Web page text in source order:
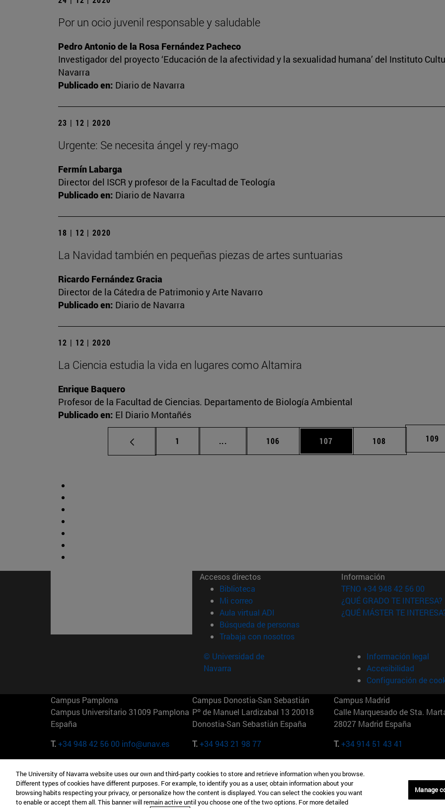
Por un ocio juvenil responsable y saludable
Pedro Antonio de la Rosa Fernández Pacheco
Investigador del proyecto ‘Educación de la afectividad y la sexualidad humana’ del Instituto
Navarra
Publicado en: Diario de Navarra
23 | 12 | 2020
Urgente: Se necesita ángel y rey-mago
Fermín Labarga
Director del ISCR y profesor de la Facultad de Teología
Publicado en: Diario de Navarra
18 | 12 | 2020
La Navidad también en pequeñas piezas de artes suntuarias
Ricardo Fernández Gracia
Director de la Cátedra de Patrimonio y Arte Navarro
Publicado en: Diario de Navarra
12 | 12 | 2020
La Ciencia estudia la vida en lugares como Altamira
Enrique Baquero
Profesor de la Facultad de Ciencias. Departamento de Biología Ambiental
Publicado en: El Diario Montañés
Página
1 ... Páginas intermedias Use TAB para desplazarse.
Página
106 Página
107 Página
108 109
Accesos directos
Biblioteca (abre en nueva ventana)
Mi correo(abre en nueva ventana)
Aula virtual ADI (abre en nueva ventana)
Búsqueda de personas(abre en nueva ventana)
Trabaja con nosotros(abre en nueva ventana)
Información
TFNO +34 948 42 56 00
¿QUÉ GRADO TE INTERESA?
¿QUÉ MÁSTER TE
© Universidad de
Navarra
Información legal
Accesibilidad
Configuración de
Campus Pamplona
Campus Universitario 31009 Pamplona
España
T.+34 948 42 56 00 info@unav.es
Campus Donostia-San Sebastián
Pº de Manuel Lardizabal 13 20018
Donostia-San Sebastián España
T.+34 943 21 98 77
Campus Madrid
Calle Marquesado de Sta.
28027 Madrid España
T.+34 914 51 43 41
Camino del Cerro Águila 3 28023
Madrid España
165 W 57th St 10019-2201 Nueva York
EE.UU
Maria-Theresia-Straße 15 81675
Múnich Alemania
The University of Navarra website uses our own and third-party cookies to store and retrieve information when you browse.
Different types of cookies have different purposes. For example, to identify you as a user, obtain information about your
browsing habits respecting your privacy, or personalize how the content is displayed. You can select the cookies you want
to enable or accept them all. This banner will remain active until you choose one of the two options. For more detailed
Manage